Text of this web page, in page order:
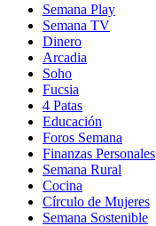
Semana Play
Semana TV
Dinero
Arcadia
Soho
in
new
window
Fucsia
in
new
window
4 Patas
Educación
Foros Semana
Finanzas Personales
Semana Rural
Cocina
Círculo de Mujeres
Semana Sostenible